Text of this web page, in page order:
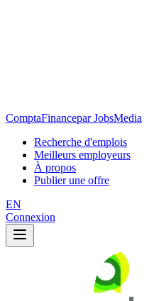
ComptaFinancepar JobsMedia
Recherche d'emplois
Meilleurs employeurs
À propos
Publier une offre
EN
Connexion